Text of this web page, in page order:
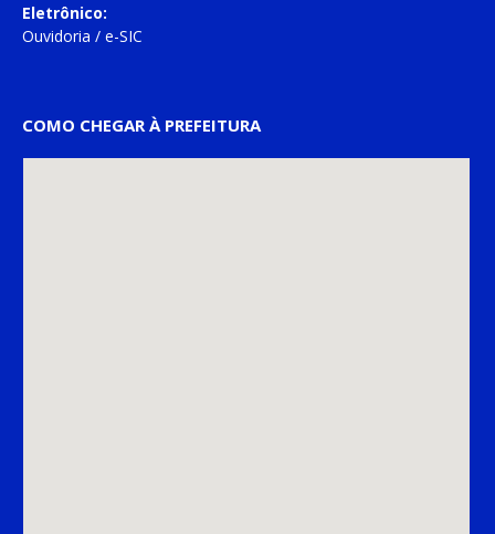
Eletrônico:
Ouvidoria / e-SIC
COMO CHEGAR À PREFEITURA